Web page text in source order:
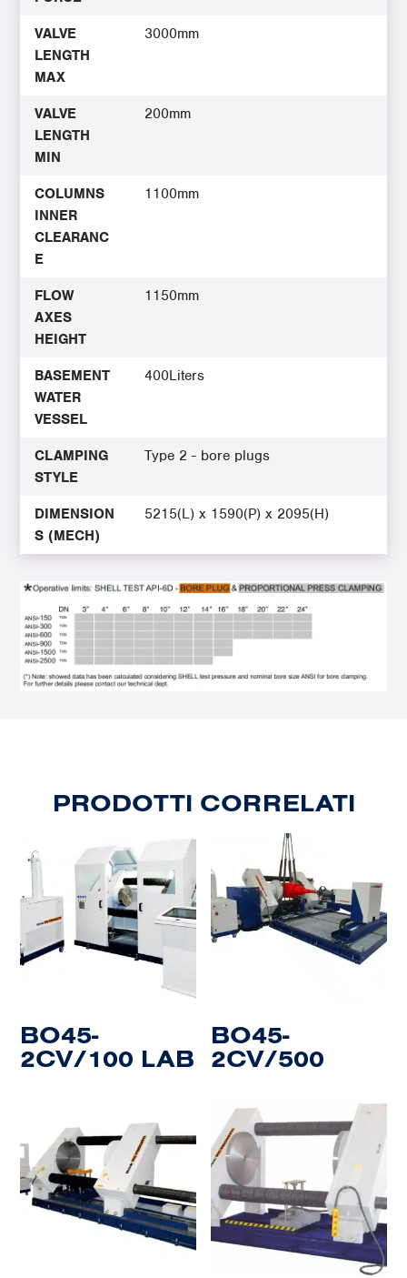
VALVE
LENGTH
MAX
3000mm
VALVE
LENGTH
MIN
200mm
COLUMNS
INNER
CLEARANC
E
1100mm
FLOW
AXES
HEIGHT
1150mm
BASEMENT
WATER
VESSEL
400Liters
CLAMPING
STYLE
Type 2 - bore plugs
DIMENSION
S (MECH)
5215(L) x 1590(P) x 2095(H)
PRODOTTI CORRELATI
BO45-
2CV/100 LAB
BO45-
2CV/500